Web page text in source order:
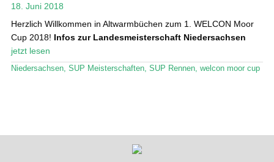
Mein Konto
18. Juni 2018
Herzlich Willkommen in Altwarmbüchen zum 1. WELCON Moor
Cup 2018! Infos zur Landesmeisterschaft Niedersachsen
jetzt lesen
Niedersachsen, SUP Meisterschaften, SUP Rennen, welcon moor cup